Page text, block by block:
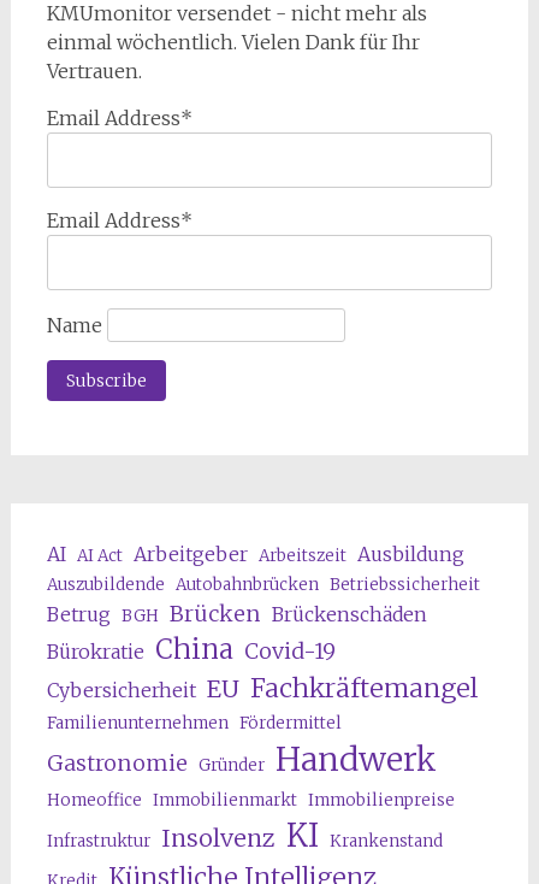
KMUmonitor versendet - nicht mehr als
einmal wöchentlich. Vielen Dank für Ihr
Vertrauen.
Email Address*
Email Address*
Name
AI AI Act Arbeitgeber Arbeitszeit Ausbildung
Auszubildende Autobahnbrücken Betriebssicherheit
Betrug BGH Brücken Brückenschäden
Bürokratie China Covid-19
Cybersicherheit EU Fachkräftemangel
Familienunternehmen Fördermittel
Gastronomie Gründer Handwerk
Homeoffice Immobilienmarkt Immobilienpreise
Infrastruktur Insolvenz KI Krankenstand